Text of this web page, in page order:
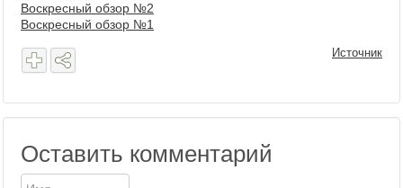
Воскресный обзор №2
Воскресный обзор №1
Источник
Оставить комментарий